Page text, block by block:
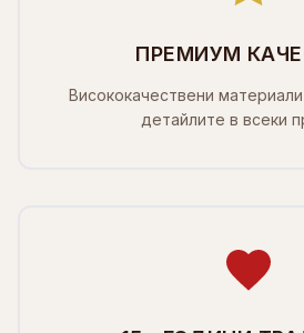
ПРЕМИУМ
Висококачествени
детайлите в всеки